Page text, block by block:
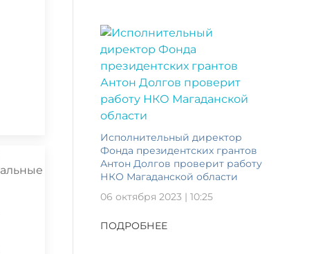
Исполнительный директор
Фонда президентских грантов
Антон Долгов проверит работу
НКО Магаданской области
06 октября 2023 | 10:25
ПОДРОБНЕЕ